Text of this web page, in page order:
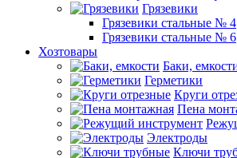
Грязевики
Грязевики стальные № 4
Грязевики стальные № 6
Хозтовары
Баки,
Герметики
Круги
Пена
Электроды
Ключи